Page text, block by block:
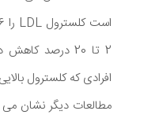
2 تا 20 درصد
افرادی که کلسترول
مطالعات دیگر نشان